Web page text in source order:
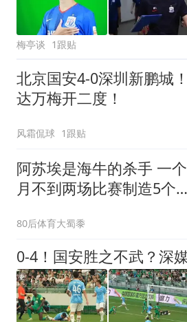
梅亭谈 1跟贴
北京国安4-0深圳新鹏城！
达万梅开二度！
风霜侃球 1跟贴
阿苏埃是海牛的杀手 一个
月不到两场比赛制造5个
80后体育大蜀黍